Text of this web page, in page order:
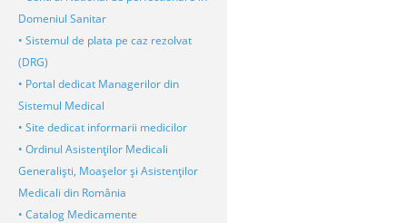
Domeniul Sanitar
• Sistemul de plata pe caz rezolvat
(DRG)
• Portal dedicat Managerilor din
Sistemul Medical
• Site dedicat informarii medicilor
• Ordinul Asistenţilor Medicali
Generalişti, Moaşelor şi Asistenţilor
Medicali din România
• Catalog Medicamente